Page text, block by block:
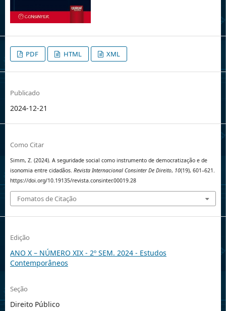
PDF HTML XML
Publicado
2024-12-21
Como Citar
Simm, Z. (2024). A seguridade social como instrumento de democratização e de
isonomia entre cidadãos. Revista Internacional Consinter De Direito, 10(19), 601–621.
https://doi.org/10.19135/revista.consinter.00019.28
Fomatos de Citação
Edição
ANO X – NÚMERO XIX - 2º SEM. 2024 - Estudos
Contemporâneos
Seção
Direito Público